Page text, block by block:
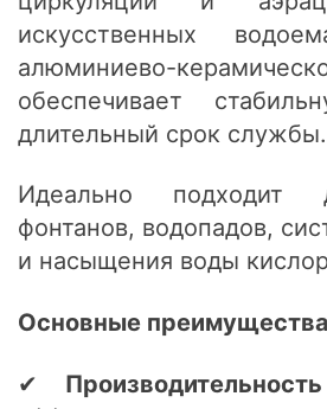
искусственных
алюминиево-
обеспечивает
длительный срок службы.
Идеально подходит
фонтанов, водопадов,
и насыщения воды
Основные
✔